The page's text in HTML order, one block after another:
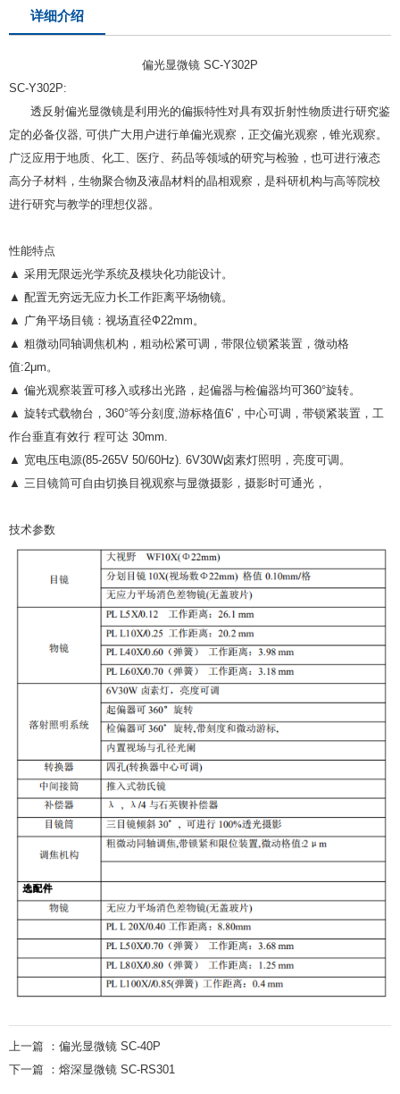
详细介绍
偏光显微镜 SC-Y302P
SC-Y302P:
透反射偏光显微镜是利用光的偏振特性对具有双折射性物质进行研究鉴
定的必备仪器, 可供广大用户进行单偏光观察，正交偏光观察，锥光观察。
广泛应用于地质、化工、医疗、药品等领域的研究与检验，也可进行液态
高分子材料，生物聚合物及液晶材料的晶相观察，是科研机构与高等院校
进行研究与教学的理想仪器。
性能特点
▲ 采用无限远光学系统及模块化功能设计。
▲ 配置无穷远无应力长工作距离平场物镜。
▲ 广角平场目镜：视场直径Ф22mm。
▲ 粗微动同轴调焦机构，粗动松紧可调，带限位锁紧装置，微动格
值:2μm。
▲ 偏光观察装置可移入或移出光路，起偏器与检偏器均可360°旋转。
▲ 旋转式载物台，360°等分刻度,游标格值6'，中心可调，带锁紧装置，工
作台垂直有效行 程可达 30mm.
▲ 宽电压电源(85-265V 50/60Hz). 6V30W卤素灯照明，亮度可调。
▲ 三目镜筒可自由切换目视观察与显微摄影，摄影时可通光，
技术参数
上一篇 ： 偏光显微镜 SC-40P
下一篇 ： 熔深显微镜 SC-RS301